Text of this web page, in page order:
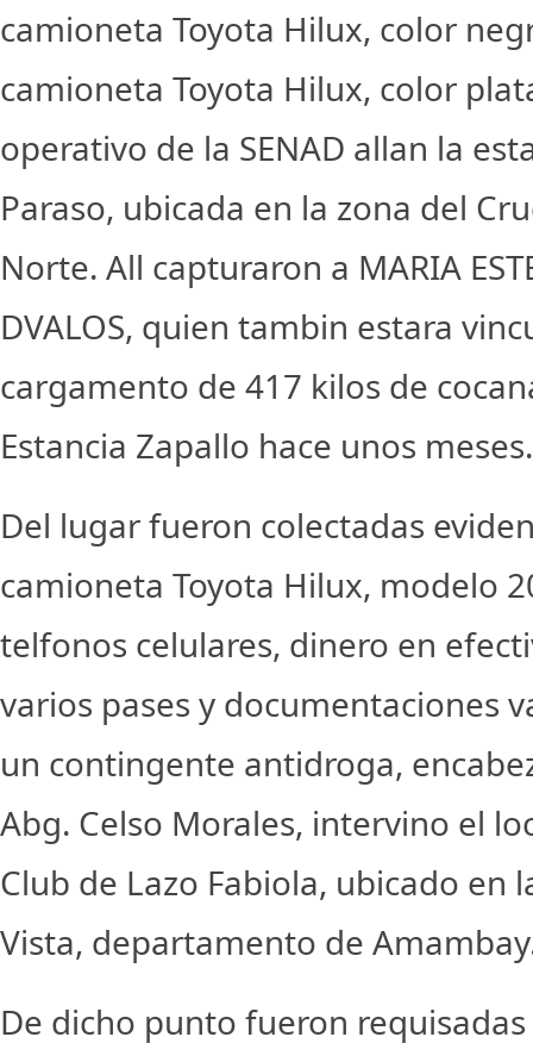
camioneta Toyota Hilux, color
camioneta Toyota Hilux, color
operativo de la SENAD allan la
Paraso, ubicada en la zona del
Norte. All capturaron a MARIA
DVALOS, quien tambin estara
cargamento de 417 kilos de
Estancia Zapallo hace unos meses.
Del lugar fueron colectadas
camioneta Toyota Hilux, modelo
telfonos celulares, dinero en
varios pases y documentaciones
un contingente antidroga,
Abg. Celso Morales, intervino el
Club de Lazo Fabiola, ubicado en
Vista, departamento de
De dicho punto fueron